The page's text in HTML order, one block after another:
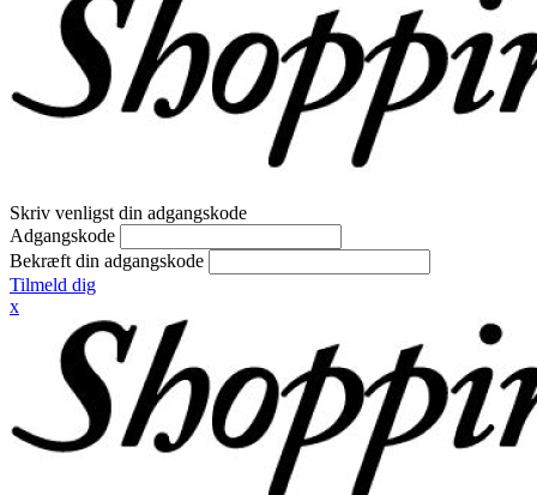
Skriv venligst din adgangskode
Adgangskode
Bekræft din adgangskode
Tilmeld dig
x